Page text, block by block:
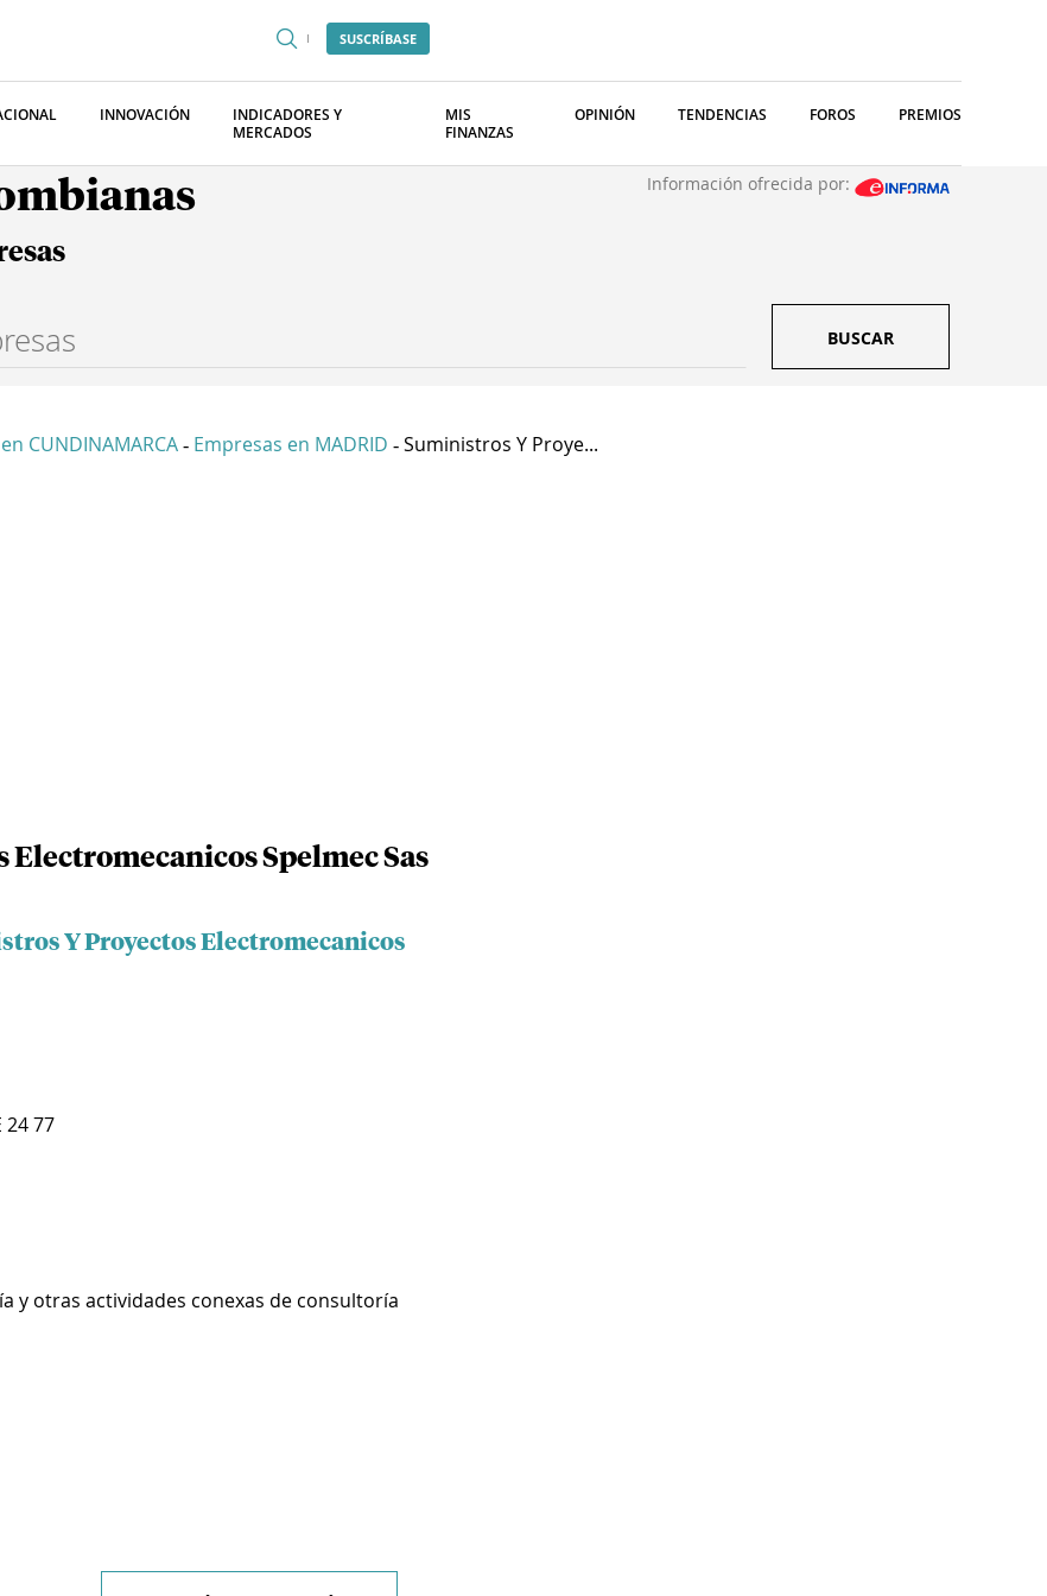
SUSCRÍBASE
INNOVACIÓN
INDICADORES Y
MERCADOS
MIS
FINANZAS
OPINIÓN TENDENCIAS FOROS PREMIOS
Información ofrecida por:
BUSCAR
CUNDINAMARCA - Empresas en MADRID - Suministros Y Proye...
Spelmec Sas
Y Proyectos Electromecanicos
24 77
y otras actividades conexas de consultoría